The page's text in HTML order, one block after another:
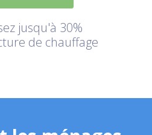
jusqu'à 30%
de chauffage